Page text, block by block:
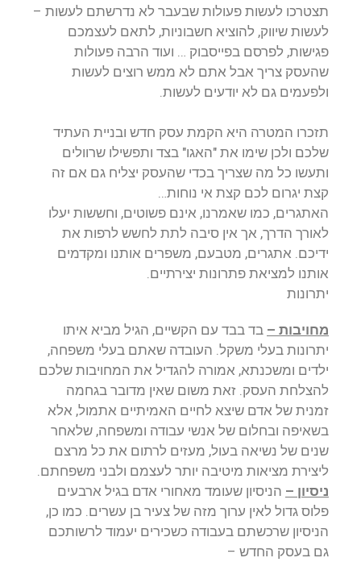
תצטרכו לעשות פעולות שבעבר לא נדרשתם לעשות –
לעשות שיווק, להוציא חשבוניות, לתאם לעצמכם
פגישות, לפרסם בפייסבוק … ועוד הרבה פעולות
שהעסק צריך אבל אתם לא ממש רוצים לעשות
ולפעמים גם לא יודעים לעשות.
תזכרו המטרה היא הקמת עסק חדש ובניית העתיד
שלכם ולכן שימו את "האגו" בצד ותפשילו שרוולים
ותעשו כל מה שצריך בכדי שהעסק יצליח גם אם זה
קצת יגרום לכם קצת אי נוחות…
האתגרים, כמו שאמרנו, אינם פשוטים, וחששות יעלו
לאורך הדרך, אך אין סיבה לתת לחשש לרפות את
ידיכם. אתגרים, מטבעם, משפרים אותנו ומקדמים
אותנו למציאת פתרונות יצירתיים.
יתרונות
מחויבות – בד בבד עם הקשיים, הגיל מביא איתו
יתרונות בעלי משקל. העובדה שאתם בעלי משפחה,
ילדים ומשכנתא, אמורה להגדיל את המחויבות שלכם
להצלחת העסק. זאת משום שאין מדובר בגחמה
זמנית של אדם שיצא לחיים האמיתיים אתמול, אלא
בשאיפה ובחלום של אנשי עבודה ומשפחה, שלאחר
שנים של נשיאה בעול, מעזים לרתום את כל מרצם
ליצירת מציאות מיטיבה יותר לעצמם ולבני משפחתם.
ניסיון – הניסיון שעומד מאחורי אדם בגיל ארבעים
פלוס גדול לאין ערוך מזה של צעיר בן עשרים. כמו כן,
הניסיון שרכשתם בעבודה כשכירים יעמוד לרשותכם
גם בעסק החדש –